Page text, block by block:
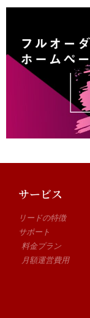
サービス
リードの特徴
サポート
料金プラン
月額運営費用